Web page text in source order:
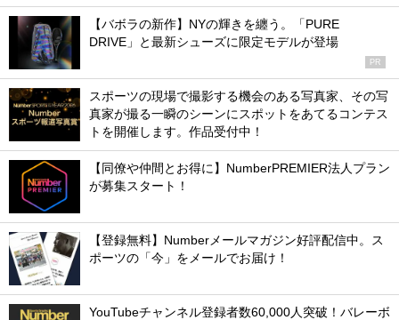
【バボラの新作】NYの輝きを纏う。「PURE
DRIVE」と最新シューズに限定モデルが登場
PR
スポーツの現場で撮影する機会のある写真家、その写
真家が撮る一瞬のシーンにスポットをあてるコンテス
トを開催します。作品受付中！
【同僚や仲間とお得に】NumberPREMIER法人プラン
が募集スタート！
【登録無料】Numberメールマガジン好評配信中。ス
ポーツの「今」をメールでお届け！
YouTubeチャンネル登録者数60,000人突破！バレーボ